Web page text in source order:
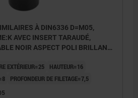
À DIN6336 D=M05,
AVEC INSERT TARAUDÉ,
NOIR ASPECT POLI BRILLANT,
EXTÉRIEUR=25
HAUTEUR=16
PROFONDEUR DE FILETAGE=7,5